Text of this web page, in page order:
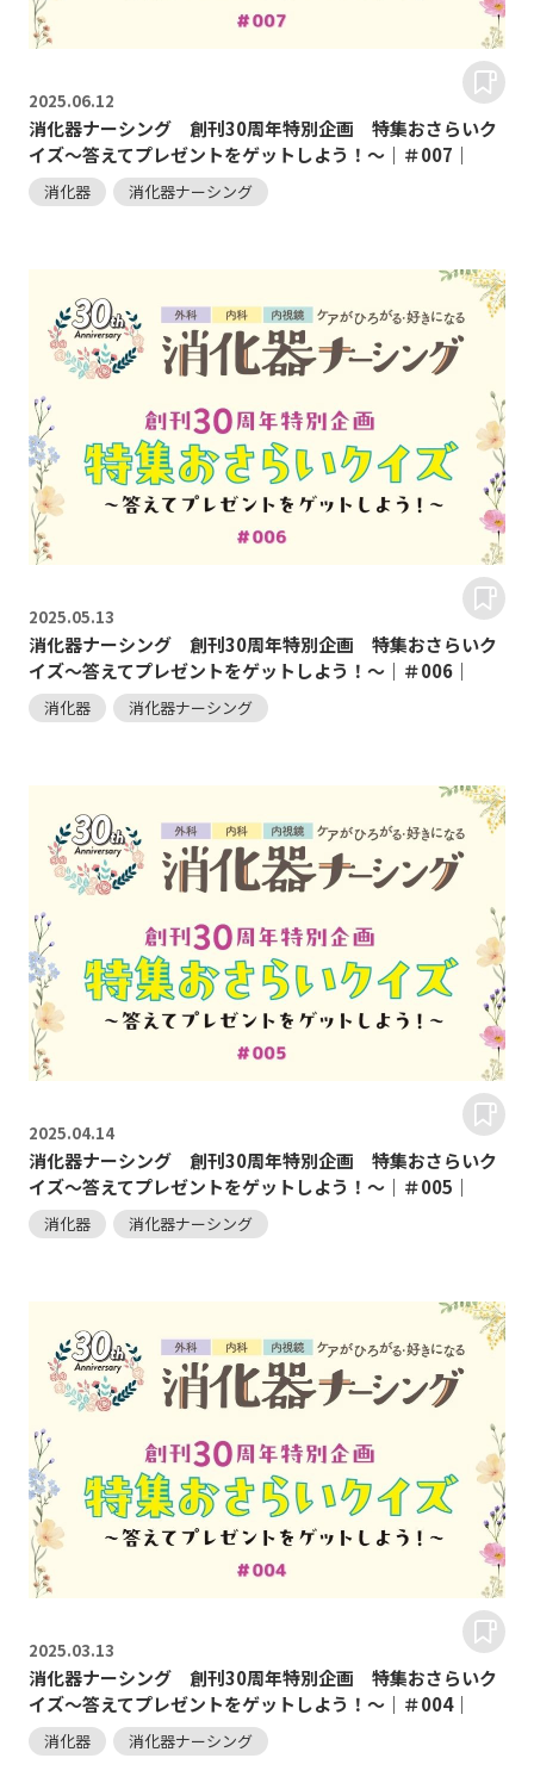
2025.06.12
消化器ナーシング 創刊30周年特別企画 特集おさらいク
イズ～答えてプレゼントをゲットしよう！～｜＃007｜
消化器 消化器ナーシング
2025.05.13
消化器ナーシング 創刊30周年特別企画 特集おさらいク
イズ～答えてプレゼントをゲットしよう！～｜＃006｜
消化器 消化器ナーシング
2025.04.14
消化器ナーシング 創刊30周年特別企画 特集おさらいク
イズ～答えてプレゼントをゲットしよう！～｜＃005｜
消化器 消化器ナーシング
2025.03.13
消化器ナーシング 創刊30周年特別企画 特集おさらいク
イズ～答えてプレゼントをゲットしよう！～｜＃004｜
消化器 消化器ナーシング